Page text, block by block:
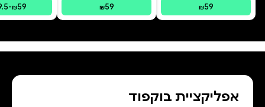
₪59
₪59
-₪59
אפליקציית בוקפוד